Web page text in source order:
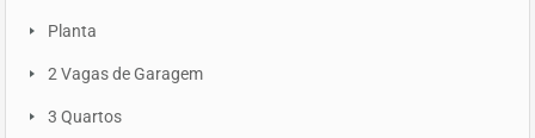
Planta
2 Vagas de Garagem
3 Quartos